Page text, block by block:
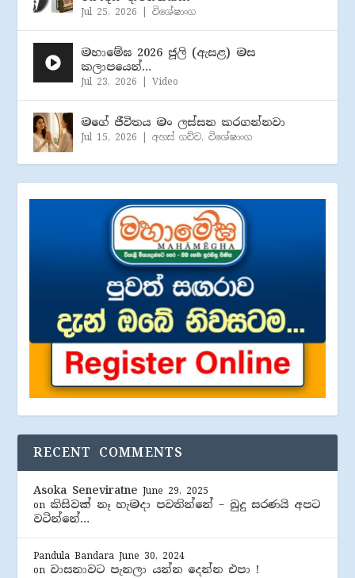
Jul 25, 2026 |විශේෂාංග
මහාමේඝ 2026 ජූලි (​ඇසළ) මස
කලාපයෙන්…
Jul 23, 2026 |Video
මගේ ජීවිතය මං ලස්සන කරගන්නවා
Jul 15, 2026 |අහස් ගව්ව,විශේෂාංග
RECENT COMMENTS
Asoka Seneviratne June 29, 2025
on කිසිවක් නෑ හැමදා පවතින්නේ – බුදු සරණයි අපට
වටින්නේ…
Pandula Bandara June 30, 2024
on වාසනාවට පැනලා යන්න දෙන්න එපා !